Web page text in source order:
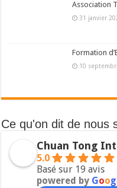
Association
31 janvier
Formation
10
Ce qu'on dit de nous
Chuan Tong
5.0
Basé sur 19 avis
powered by Goog